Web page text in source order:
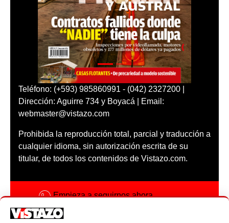
Teléfono: (+593) 985860991 - (042) 2327200 |
Dirección: Aguirre 734 y Boyacá | Email:
webmaster@vistazo.com
Prohibida la reproducción total, parcial y traducción a
cualquier idioma, sin autorización escrita de su
titular, de todos los contenidos de Vistazo.com.
Empieza a seguirnos ahora